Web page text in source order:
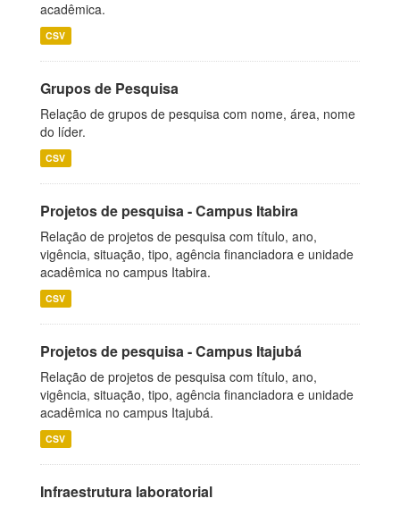
acadêmica.
CSV
Grupos de Pesquisa
Relação de grupos de pesquisa com nome, área, nome
do líder.
CSV
Projetos de pesquisa - Campus Itabira
Relação de projetos de pesquisa com título, ano,
vigência, situação, tipo, agência financiadora e unidade
acadêmica no campus Itabira.
CSV
Projetos de pesquisa - Campus Itajubá
Relação de projetos de pesquisa com título, ano,
vigência, situação, tipo, agência financiadora e unidade
acadêmica no campus Itajubá.
CSV
Infraestrutura laboratorial